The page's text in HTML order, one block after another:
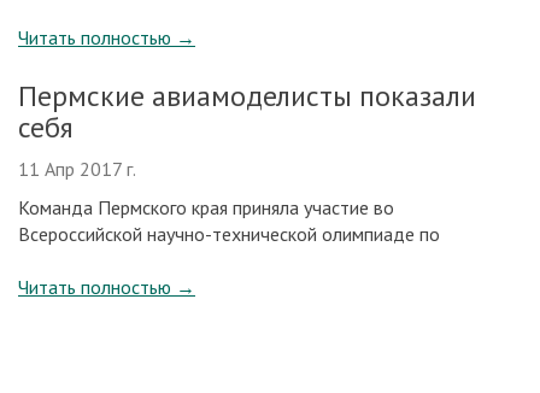
Читать полностью →
Пермские авиамоделисты показали
себя
11 Апр 2017 г.
Команда Пермского края приняла участие во
Всероссийской научно-технической олимпиаде по
Читать полностью →